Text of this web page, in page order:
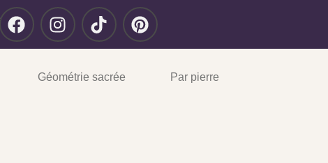
Géométrie sacrée Par pierre